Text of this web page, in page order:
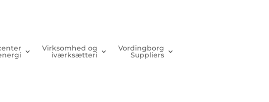
Virksomhed og
iværksætteri
Vordingborg
Suppliers